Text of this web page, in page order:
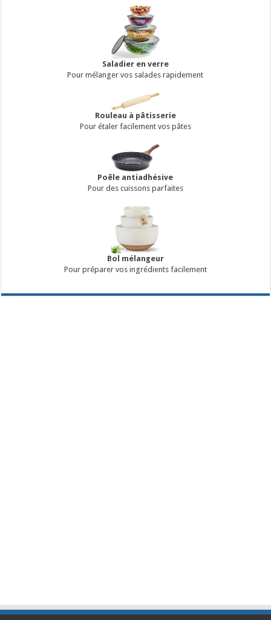
Saladier en verre
Pour mélanger vos salades rapidement
Rouleau à pâtisserie
Pour étaler facilement vos pâtes
Poêle antiadhésive
Pour des cuissons parfaites
Bol mélangeur
Pour préparer vos ingrédients facilement